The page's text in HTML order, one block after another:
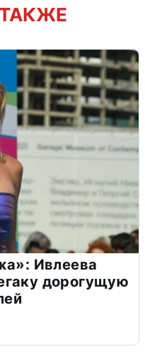
Ивлеева
дорогущую